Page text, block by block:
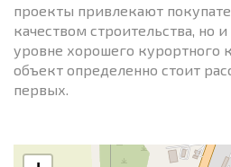
проекты привлекают
качеством строительства, но
уровне хорошего курортного
объект определенно стоит
первых.